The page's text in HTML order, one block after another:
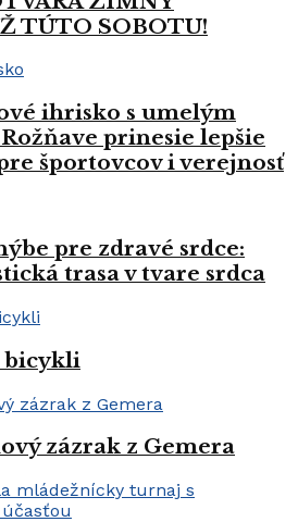
TÚTO SOBOTU!
ihrisko s umelým
prinesie lepšie
športovcov i verejnosť
pre zdravé srdce:
trasa v tvare srdca
bicykli
zázrak z Gemera